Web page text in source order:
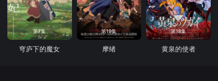
第7集
穹庐下的魔女
第19集
摩绪
第18集
黄泉的使者